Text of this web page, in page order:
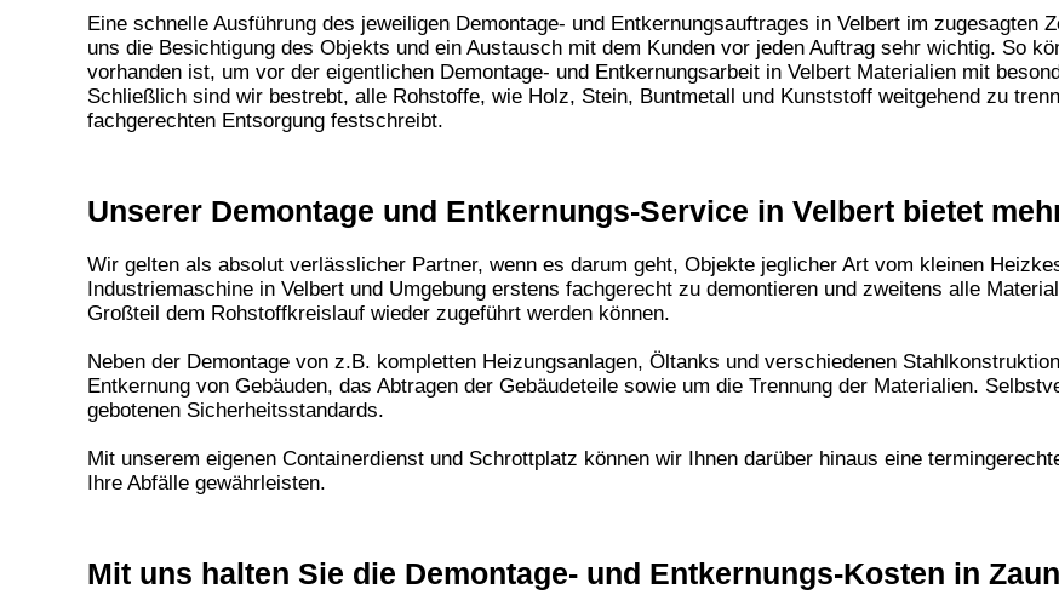
Eine schnelle Ausführung des jeweiligen Demontage- und Entkernungsauftrages in Velbert im zugesagten
uns die Besichtigung des Objekts und ein Austausch mit dem Kunden vor jeden Auftrag sehr wichtig. So
vorhanden ist, um vor der eigentlichen Demontage- und Entkernungsarbeit in Velbert Materialien mit
Schließlich sind wir bestrebt, alle Rohstoffe, wie Holz, Stein, Buntmetall und Kunststoff weitgehend zu
fachgerechten Entsorgung festschreibt.
Unserer Demontage und Entkernungs-Service in Velbert bietet
Wir gelten als absolut verlässlicher Partner, wenn es darum geht, Objekte jeglicher Art vom kleinen
Industriemaschine in Velbert und Umgebung erstens fachgerecht zu demontieren und zweitens alle
Großteil dem Rohstoffkreislauf wieder zugeführt werden können.
Neben der Demontage von z.B. kompletten Heizungsanlagen, Öltanks und verschiedenen
Entkernung von Gebäuden, das Abtragen der Gebäudeteile sowie um die Trennung der Materialien.
gebotenen Sicherheitsstandards.
Mit unserem eigenen Containerdienst und Schrottplatz können wir Ihnen darüber hinaus eine
Ihre Abfälle gewährleisten.
Mit uns halten Sie die Demontage- und Entkernungs-Kosten in Zaun